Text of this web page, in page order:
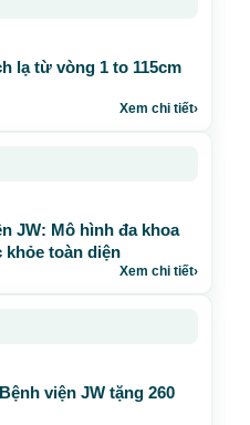
lạ từ vòng 1 to 115cm
Xem chi tiết›
JW: Mô hình đa khoa
khỏe toàn diện
Xem chi tiết›
viện JW tặng 260